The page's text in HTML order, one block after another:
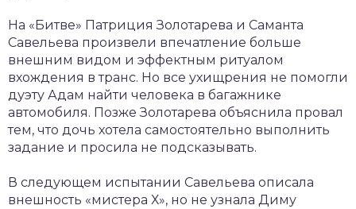
На «Битве» Патриция Золотарева и Саманта
Савельева произвели впечатление больше
внешним видом и эффектным ритуалом
вхождения в транс. Но все ухищрения не помогли
дуэту Адам найти человека в багажнике
автомобиля. Позже Золотарева объяснила провал
тем, что дочь хотела самостоятельно выполнить
задание и просила не подсказывать.
В следующем испытании Савельева описала
внешность «мистера Х», но не узнала Диму